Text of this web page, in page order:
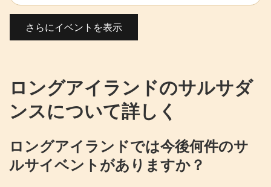
さらにイベントを表示
ロングアイランドのサルサダ
ンスについて詳しく
ロングアイランドでは今後何件のサ
ルサイベントがありますか？